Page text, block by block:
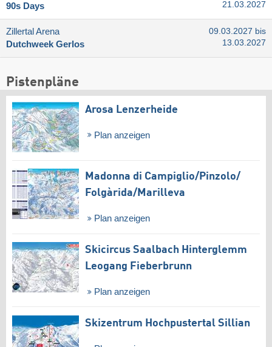
90s Days
21.03.2027
Zillertal Arena
Dutchweek Gerlos
09.03.2027 bis
13.03.2027
Pistenpläne
Arosa Lenzerheide
Plan anzeigen
Madonna di Campiglio/​Pinzolo/​
Folgàrida/​Marilleva
Plan anzeigen
Skicircus Saalbach Hinterglemm
Leogang Fieberbrunn
Plan anzeigen
Skizentrum Hochpustertal Sillian